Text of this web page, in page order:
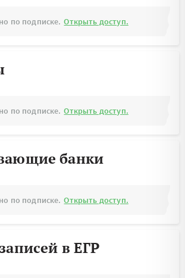
по подписке. Открыть доступ.
по подписке. Открыть доступ.
банки
по подписке. Открыть доступ.
в ЕГР